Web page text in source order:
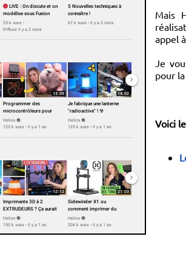
Mais
appel
Je
pour
Voici